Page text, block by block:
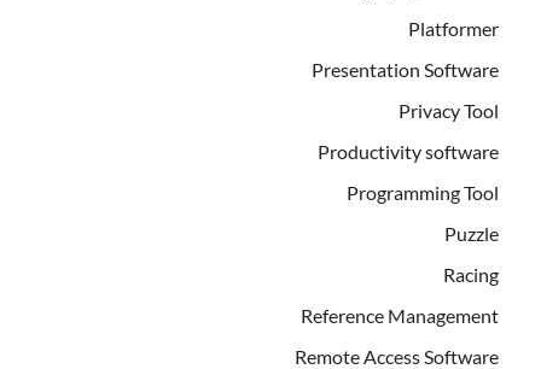
Platformer
Presentation Software
Privacy Tool
Productivity software
Programming Tool
Puzzle
Racing
Reference Management
Remote Access Software